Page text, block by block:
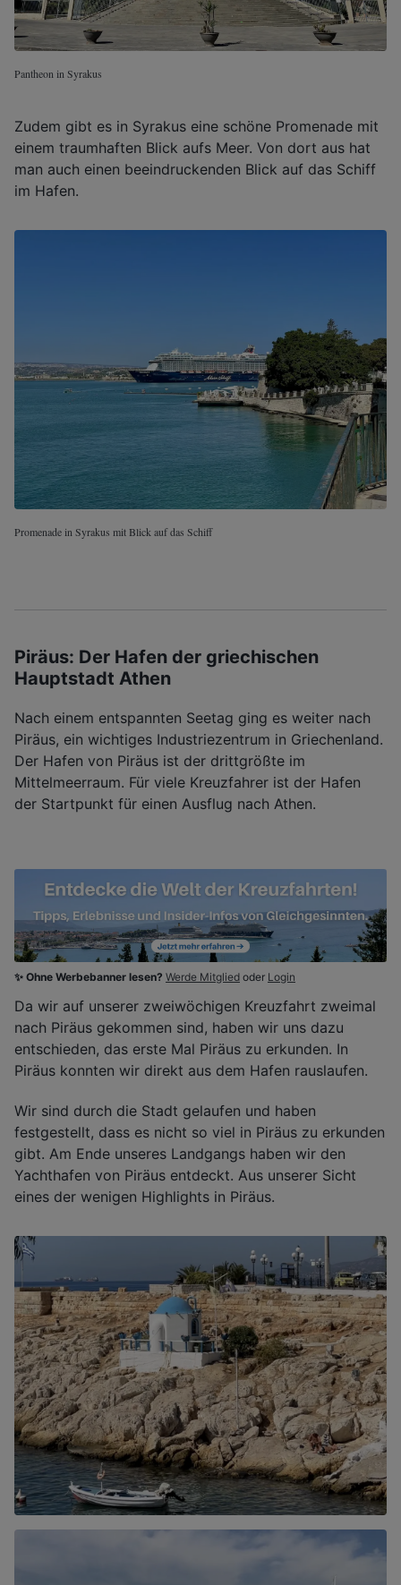
Pantheon in Syrakus
Zudem gibt es in Syrakus eine schöne Promenade mit
einem traumhaften Blick aufs Meer. Von dort aus hat
man auch einen beeindruckenden Blick auf das Schiff
im Hafen.
Promenade in Syrakus mit Blick auf das Schiff
Piräus: Der Hafen der griechischen
Hauptstadt Athen
Nach einem entspannten Seetag ging es weiter nach
Piräus, ein wichtiges Industriezentrum in Griechenland.
Der Hafen von Piräus ist der drittgrößte im
Mittelmeerraum. Für viele Kreuzfahrer ist der Hafen
der Startpunkt für einen Ausflug nach Athen.
✨ Ohne Werbebanner lesen? Werde Mitglied oder Login
Da wir auf unserer zweiwöchigen Kreuzfahrt zweimal
nach Piräus gekommen sind, haben wir uns dazu
entschieden, das erste Mal Piräus zu erkunden. In
Piräus konnten wir direkt aus dem Hafen rauslaufen.
Wir sind durch die Stadt gelaufen und haben
festgestellt, dass es nicht so viel in Piräus zu erkunden
gibt. Am Ende unseres Landgangs haben wir den
Yachthafen von Piräus entdeckt. Aus unserer Sicht
eines der wenigen Highlights in Piräus.